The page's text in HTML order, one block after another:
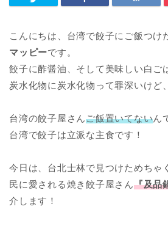
こんにちは、台湾で餃子にご飯つけ
マッピーです。
餃子に酢醤油、そして美味しい白ご
炭水化物に炭水化物って罪深いけど
台湾の餃子屋さんご飯置いてないん
台湾で餃子は立派な主食です！
今日は、台北士林で見つけためちゃ
民に愛される焼き餃子屋さん『及品
介します！